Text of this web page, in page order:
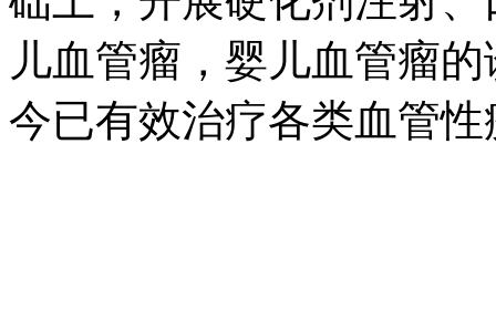
儿血管瘤，婴儿血管瘤
今已有效治疗各类血管